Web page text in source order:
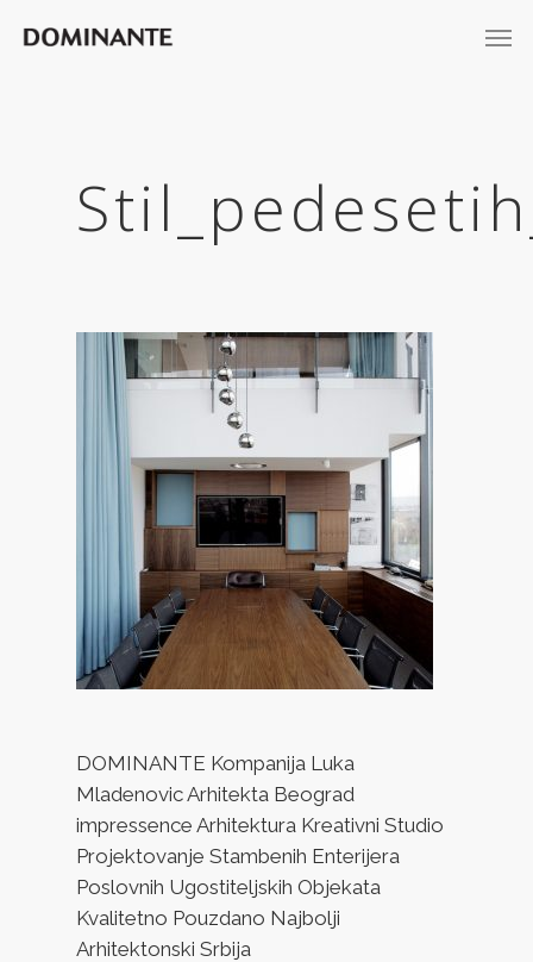
DOMINANTE Kompanija Luka
Mladenovic Arhitekta Beograd
impressence Arhitektura Kreativni Studio
Projektovanje Stambenih Enterijera
Poslovnih Ugostiteljskih Objekata
Kvalitetno Pouzdano Najbolji
Arhitektonski Srbija